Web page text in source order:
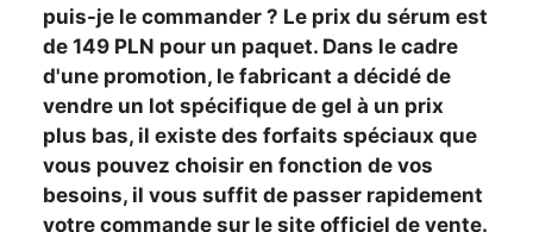
puis-je le commander ? Le prix du sérum est
de 149 PLN pour un paquet. Dans le cadre
d'une promotion, le fabricant a décidé de
vendre un lot spécifique de gel à un prix
plus bas, il existe des forfaits spéciaux que
vous pouvez choisir en fonction de vos
besoins, il vous suffit de passer rapidement
votre commande sur le site officiel de vente.